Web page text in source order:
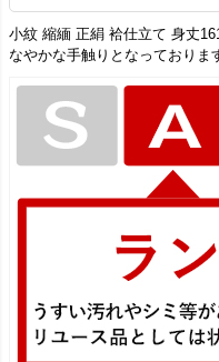
小紋 縮緬 正絹 袷仕立て 身丈
なやかな手触りとなっておりま